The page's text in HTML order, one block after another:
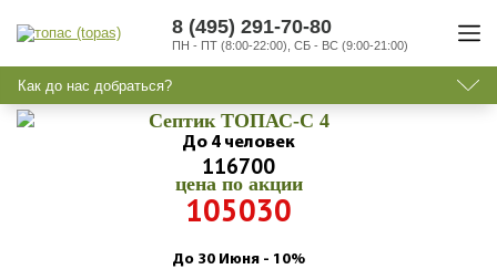
Септик ТОПАС-C 4
До 4 человек
116700
цена по акции
105030
До 30 Июня - 10%
8 (495) 291-70-80
ПН - ПТ (8:00-22:00), СБ - ВС (9:00-21:00)
Как до нас добраться?